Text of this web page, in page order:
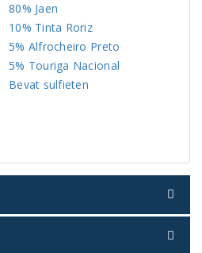
80% Jaen
10% Tinta Roriz
5% Alfrocheiro Preto
5% Touriga Nacional
Bevat sulfieten